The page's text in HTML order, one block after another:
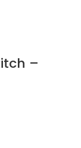
–